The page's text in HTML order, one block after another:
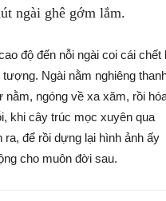
ngài ghê gớm lắm.
độ đến nỗi ngài coi cái chết
Ngài nằm nghiêng
ngóng về xa xăm, rồi
khi cây trúc mọc xuyên qua
để rồi dựng lại hình ảnh ấy
cho muôn đời sau.